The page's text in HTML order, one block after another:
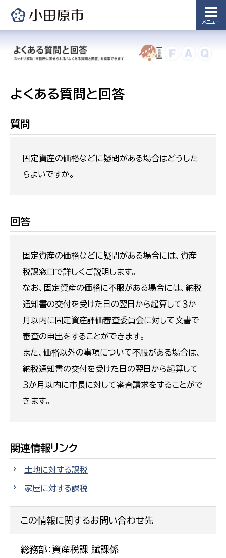
メニュー
よくある質問と回答
質問
固定資産の価格などに疑問がある場合はどうした
らよいですか。
回答
固定資産の価格などに疑問がある場合には、資産
税課窓口で詳しくご説明します。
なお、固定資産の価格に不服がある場合には、納税
通知書の交付を受けた日の翌日から起算して３か
月以内に固定資産評価審査委員会に対して文書で
審査の申出をすることができます。
また、価格以外の事項について不服がある場合は、
納税通知書の交付を受けた日の翌日から起算して
３か月以内に市長に対して審査請求をすることがで
きます。
関連情報リンク
土地に対する課税
家屋に対する課税
この情報に関するお問い合わせ先
総務部：資産税課 賦課係